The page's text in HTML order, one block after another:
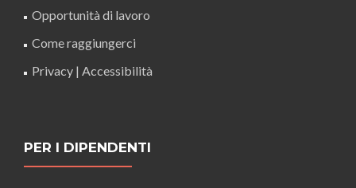
Opportunità di lavoro
Come raggiungerci
Privacy | Accessibilità
PER I DIPENDENTI